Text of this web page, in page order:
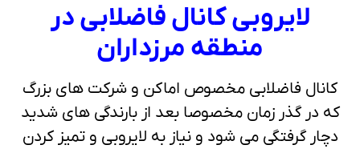
لایروبی کانال فاضلابی در
منطقه مرزداران
کانال فاضلابی مخصوص اماکن و شرکت های بزرگ
که در گذر زمان مخصوصا بعد از بارندگی های شدید
دچار گرفتگی می شود و نیاز به لایروبی و تمیز کردن